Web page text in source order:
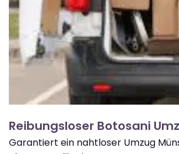
Reibungsloser Botosani
Garantiert ein nahtloser Umzug